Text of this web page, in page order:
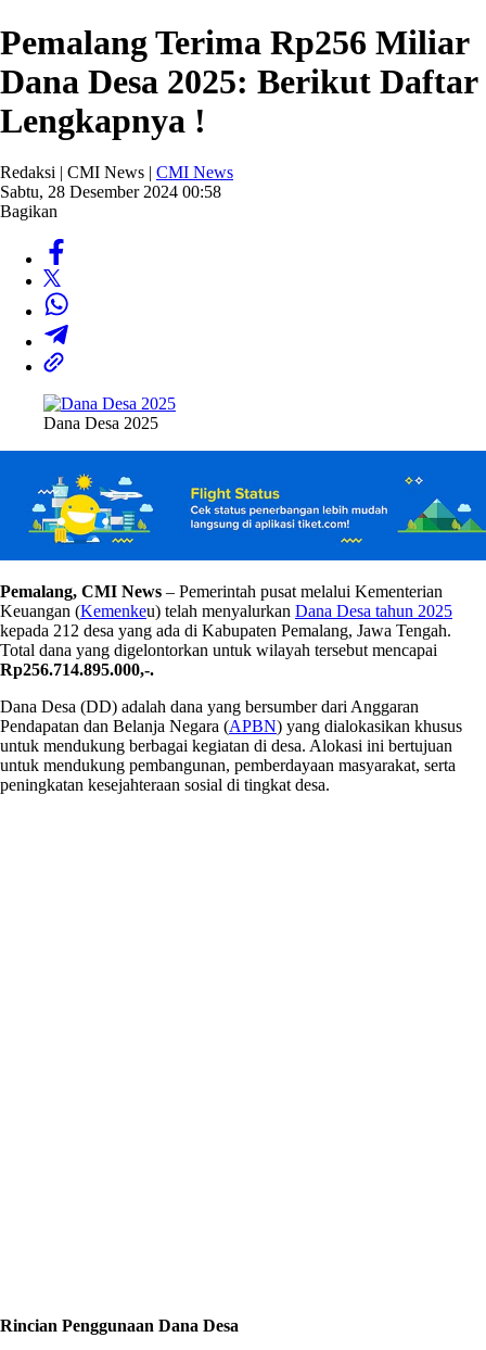
Pemalang Terima Rp256 Miliar
Dana Desa 2025: Berikut Daftar
Lengkapnya !
Redaksi | CMI News | CMI News
Sabtu, 28 Desember 2024 00:58
Bagikan
Dana Desa 2025
Pemalang, CMI News – Pemerintah pusat melalui Kementerian
Keuangan (Kemenkeu) telah menyalurkan Dana Desa tahun 2025
kepada 212 desa yang ada di Kabupaten Pemalang, Jawa Tengah.
Total dana yang digelontorkan untuk wilayah tersebut mencapai
Rp256.714.895.000,-.
Dana Desa (DD) adalah dana yang bersumber dari Anggaran
Pendapatan dan Belanja Negara (APBN) yang dialokasikan khusus
untuk mendukung berbagai kegiatan di desa. Alokasi ini bertujuan
untuk mendukung pembangunan, pemberdayaan masyarakat, serta
peningkatan kesejahteraan sosial di tingkat desa.
Rincian Penggunaan Dana Desa